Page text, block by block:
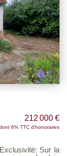
212 000 €
6% TTC d'honoraires